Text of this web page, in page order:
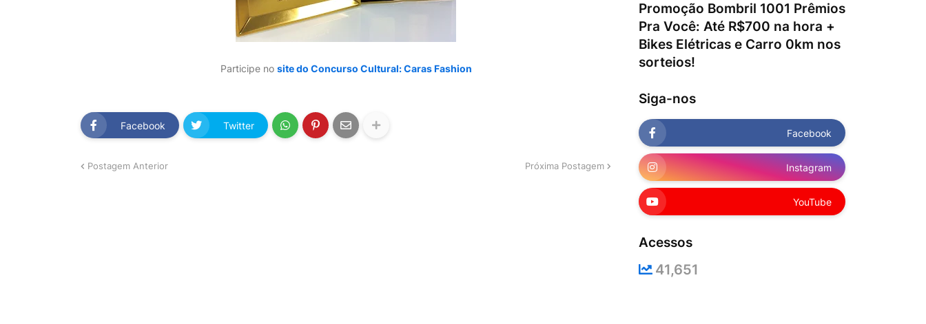
Participe no site do Concurso Cultural: Caras Fashion
Facebook Twitter
Postagem Anterior Próxima Postagem
Promoção Bombril 1001 Prêmios
Pra Você: Até R$700 na hora +
Bikes Elétricas e Carro 0km nos
sorteios!
Siga-nos
Facebook
Instagram
YouTube
Acessos
41,651